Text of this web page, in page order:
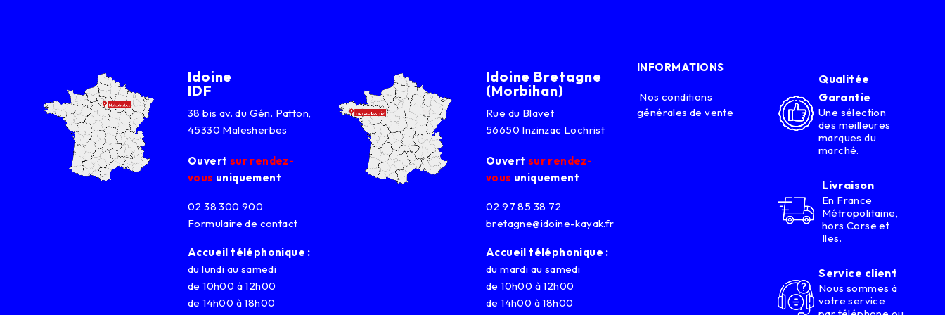
Idoine
IDF
38 bis av. du Gén. Patton,
45330 Malesherbes
Ouvert sur rendez-
vous uniquement
02 38 300 900
Formulaire de contact
Accueil téléphonique :
du lundi au samedi
de 10h00 à 12h00
de 14h00 à 18h00
Idoine Bretagne
(Morbihan)
Rue du Blavet
56650 Inzinzac Lochrist
Ouvert sur rendez-
vous uniquement
02 97 85 38 72
bretagne@idoine-kayak.fr
Accueil téléphonique :
du mardi au samedi
de 10h00 à 12h00
de 14h00 à 18h00
INFORMATIONS
Nos conditions
générales de vente
Qualitée
Garantie
Une sélection
des meilleures
marques du
marché.
Livraison
En France
Métropolitaine,
hors Corse et
Iles.
Service client
Nous sommes à
votre service